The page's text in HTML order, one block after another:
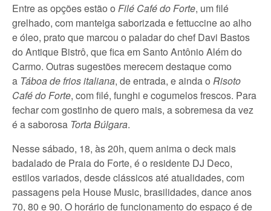
Entre as opções estão o Filé Café do Forte, um filé
grelhado, com manteiga saborizada e fettuccine ao alho
e óleo, prato que marcou o paladar do chef Davi Bastos
do Antique Bistrô, que fica em Santo Antônio Além do
Carmo. Outras sugestões merecem destaque como
a Táboa de frios italiana, de entrada, e ainda o Risoto
Café do Forte, com filé, funghi e cogumelos frescos. Para
fechar com gostinho de quero mais, a sobremesa da vez
é a saborosa Torta Búlgara.
Nesse sábado, 18, às 20h, quem anima o deck mais
badalado de Praia do Forte, é o residente DJ Deco,
estilos variados, desde clássicos até atualidades, com
passagens pela House Music, brasilidades, dance anos
70, 80 e 90. O horário de funcionamento do espaço é de